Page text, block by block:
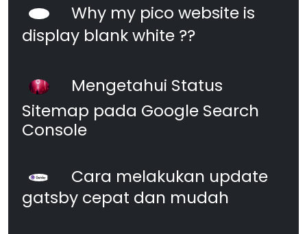
Why my pico website is
display blank white ??
Mengetahui Status
Sitemap pada Google Search
Console
Cara melakukan update
gatsby cepat dan mudah